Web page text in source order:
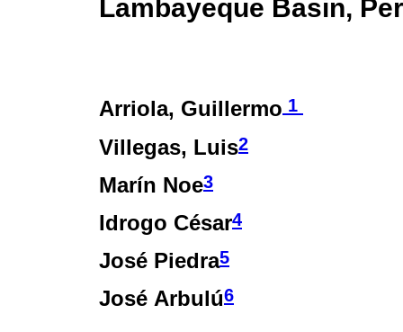
Lambayeque Basin,
Arriola, Guillermo 1
Villegas, Luis2
Marín Noe3
Idrogo César4
José Piedra5
José Arbulú6